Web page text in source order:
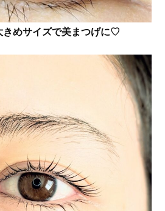
きめサイズで美まつげに♡